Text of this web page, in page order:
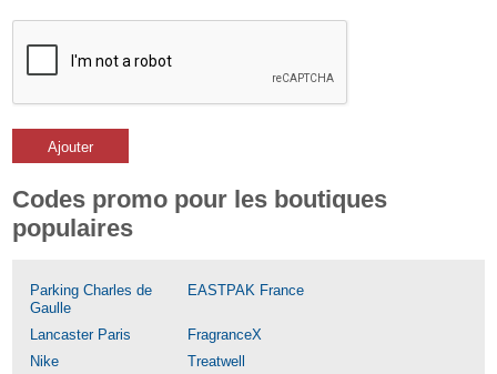
Ajouter
Codes promo pour les boutiques
populaires
Parking Charles de
Gaulle
EASTPAK France
Lancaster Paris
FragranceX
Nike
Treatwell